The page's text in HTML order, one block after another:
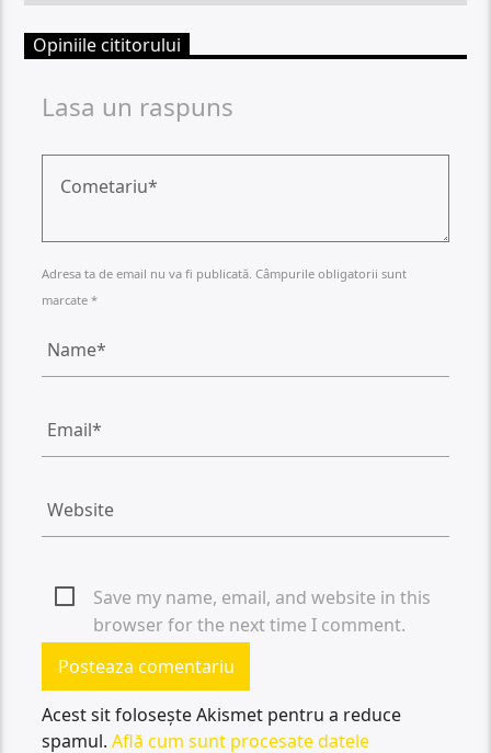
Opiniile cititorului
Lasa un raspuns
Adresa ta de email nu va fi publicată. Câmpurile obligatorii sunt
marcate *
Save my name, email, and website in this
browser for the next time I comment.
Acest sit folosește Akismet pentru a reduce
spamul.Află cum sunt procesate datele